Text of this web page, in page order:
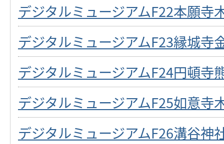
デジタルミュージアムF22本願寺
デジタルミュージアムF23縁城寺
デジタルミュージアムF24円頓寺
デジタルミュージアムF25如意寺
デジタルミュージアムF26溝谷神